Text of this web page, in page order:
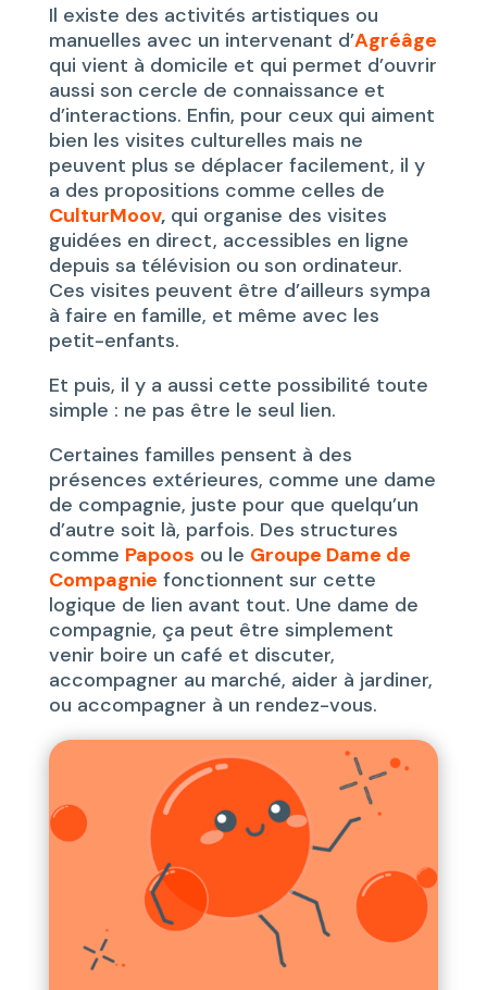
Il existe des activités artistiques ou
manuelles avec un intervenant d’Agréâge
qui vient à domicile et qui permet d’ouvrir
aussi son cercle de connaissance et
d’interactions. Enfin, pour ceux qui aiment
bien les visites culturelles mais ne
peuvent plus se déplacer facilement, il y
a des propositions comme celles de
CulturMoov,qui organise des visites
guidées en direct, accessibles en ligne
depuis sa télévision ou son ordinateur.
Ces visites peuvent être d’ailleurs sympa
à faire en famille, et même avec les
petit-enfants.
Et puis, il y a aussi cette possibilité toute
simple : ne pas être le seul lien.
Certaines familles pensent à des
présences extérieures, comme une dame
de compagnie, juste pour que quelqu’un
d’autre soit là, parfois. Des structures
comme Papoos ou le Groupe Dame de
Compagnie fonctionnent sur cette
logique de lien avant tout. Une dame de
compagnie, ça peut être simplement
venir boire un café et discuter,
accompagner au marché, aider à jardiner,
ou accompagner à un rendez-vous.